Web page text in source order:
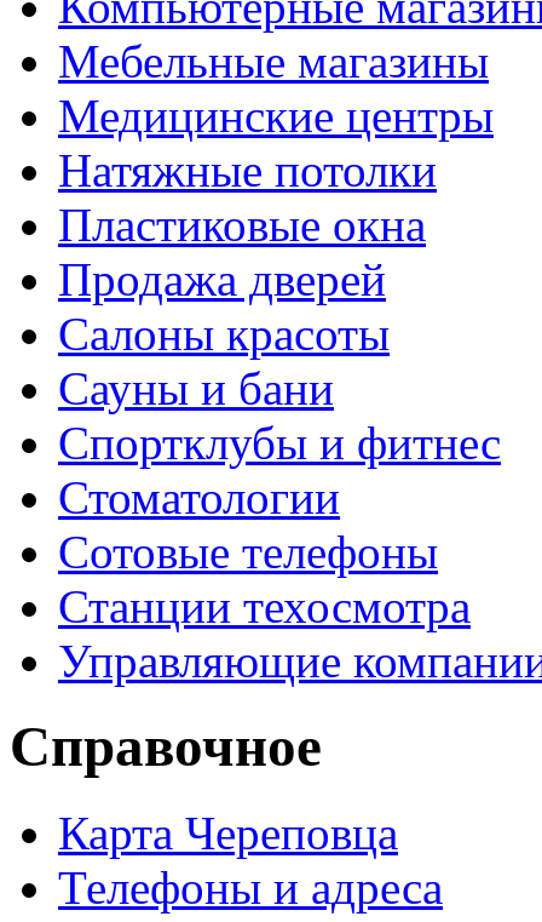
Мебельные магазины
Медицинские центры
Натяжные потолки
Пластиковые окна
Продажа дверей
Салоны красоты
Сауны и бани
Спортклубы и фитнес
Стоматологии
Сотовые телефоны
Станции техосмотра
Управляющие
Справочное
Карта Череповца
Телефоны и адреса